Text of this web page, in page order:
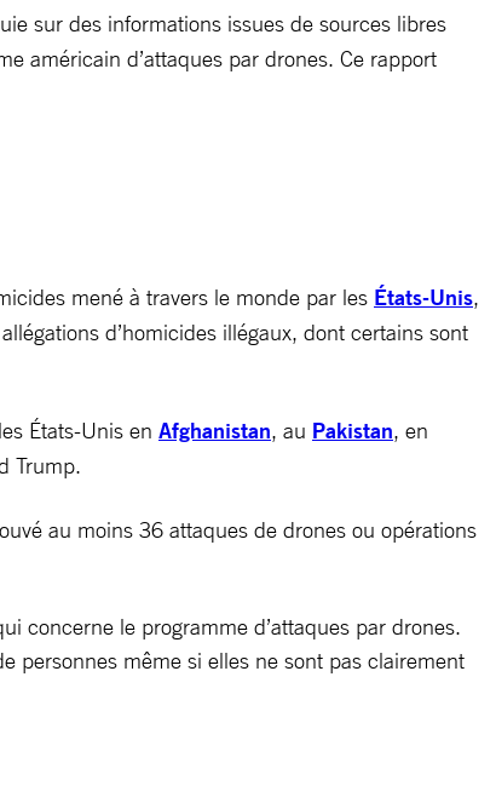
sur des informations issues de sources libres
américain d’attaques par drones. Ce rapport
mené à travers le monde par les États-Unis,
d’homicides illégaux, dont certains sont
États-Unis en Afghanistan, au Pakistan, en
Trump.
au moins 36 attaques de drones ou opérations
concerne le programme d’attaques par drones.
personnes même si elles ne sont pas clairement